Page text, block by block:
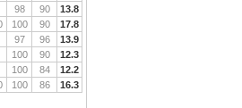
98 90
13.8
100 90
17.8
97 96
13.9
100 90
12.3
100 84
12.2
100 86 16.3